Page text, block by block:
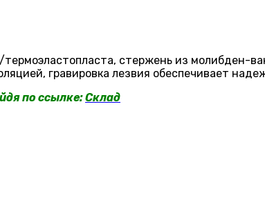
стержень из молибден-
гравировка лезвия обеспечивает
по ссылке:Склад